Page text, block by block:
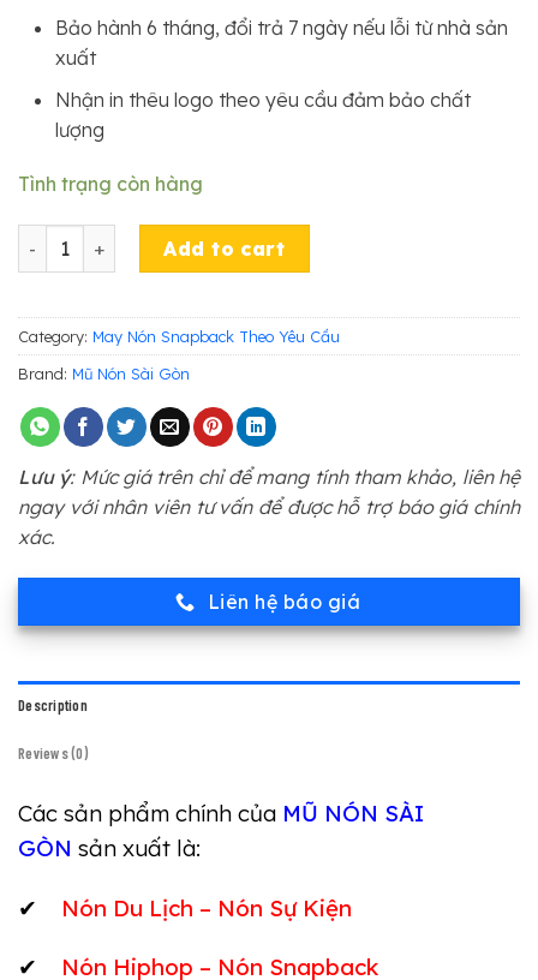
Bảo hành 6 tháng, đổi trả 7 ngày nếu lỗi từ nhà sản
xuất
Nhận in thêu logo theo yêu cầu đảm bảo chất
lượng
Tình trạng còn hàng
Nón Snapback GS63 quantity
Add to cart
Category: May Nón Snapback Theo Yêu Cầu
Brand: Mũ Nón Sài Gòn
Lưu ý: Mức giá trên chỉ để mang tính tham khảo, liên hệ
ngay với nhân viên tư vấn để được hỗ trợ báo giá chính
xác.
Liên hệ báo giá
Description
Reviews (0)
Các sản phẩm chính của MŨ NÓN SÀI
GÒN sản xuất là:
✔ Nón Du Lịch – Nón Sự Kiện
✔ Nón Hiphop – Nón Snapback